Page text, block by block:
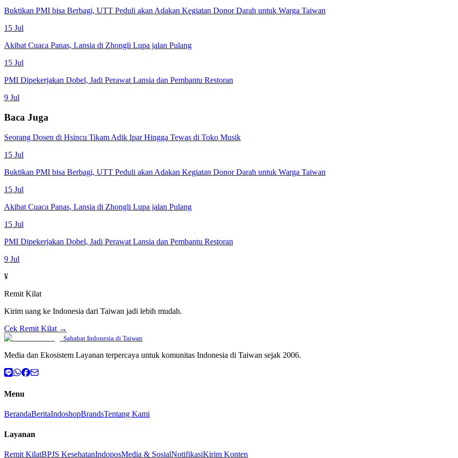
Buktikan PMI bisa Berbagi, UTT Peduli akan Adakan Kegiatan Donor Darah untuk Warga Taiwan
15 Jul
Akibat Cuaca Panas, Lansia di Zhongli Lupa jalan Pulang
15 Jul
PMI Dipekerjakan Dobel, Jadi Perawat Lansia dan Pembantu Restoran
9 Jul
Baca Juga
Seorang Dosen di Hsincu Tikam Adik Ipar Hingga Tewas di Toko Musik
15 Jul
Buktikan PMI bisa Berbagi, UTT Peduli akan Adakan Kegiatan Donor Darah untuk Warga Taiwan
15 Jul
Akibat Cuaca Panas, Lansia di Zhongli Lupa jalan Pulang
15 Jul
PMI Dipekerjakan Dobel, Jadi Perawat Lansia dan Pembantu Restoran
9 Jul
¥
Remit Kilat
Kirim uang ke Indonesia dari Taiwan jadi lebih mudah.
Cek Remit Kilat →
Sahabat Indonesia di Taiwan
Media dan Ekosistem Layanan terpercaya untuk komunitas Indonesia di Taiwan sejak 2006.
Menu
BerandaBeritaIndoshopBrandsTentang Kami
Layanan
Remit KilatBPJS KesehatanIndoposMedia & SosialNotifikasiKirim Konten